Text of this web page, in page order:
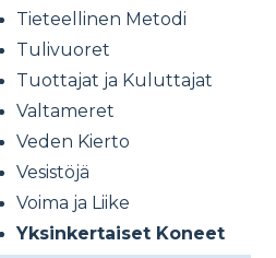
Tieteellinen Metodi
Tulivuoret
Tuottajat ja Kuluttajat
Valtameret
Veden Kierto
Vesistöjä
Voima ja Liike
Yksinkertaiset Koneet